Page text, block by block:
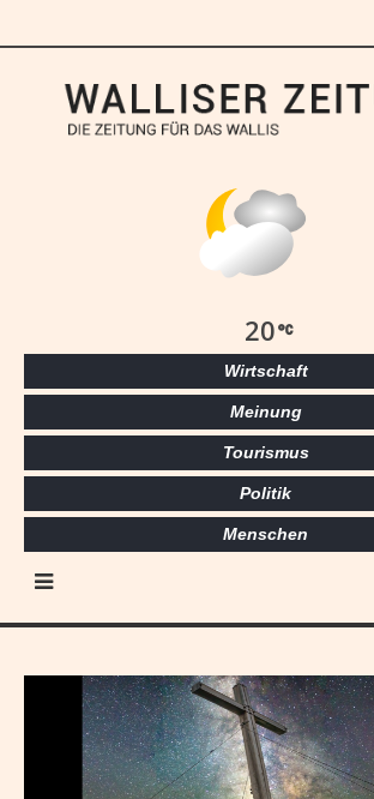
20
Wirtschaft
Meinung
Tourismus
Politik
Menschen